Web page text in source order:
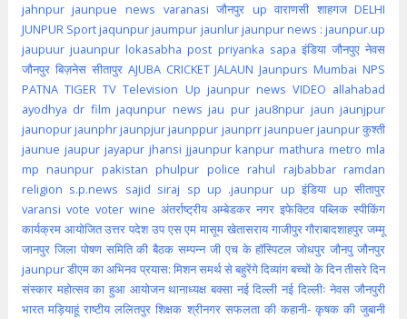
jahnpur jaunpue news varanasi जौनपुर up वाराणसी शाहगज DELHI
JUNPUR Sportjaqunpurjaumpur jaunlurjaunpur news : jaunpur.up
jaupuur juaunpur lokasabha post priyanka sapa इंडिया जौनपुए नेवस
जौनपुर बिज़नेस सीतापुर AJUBA CRICKET JALAUN Jaunpurs Mumbai NPS
PATNA TIGER TV Television Up jaunpur news VIDEO allahabad
ayodhya dr film jaqunpur news jau pur jau8npur jaun jaunjpur
jaunopurjaunphrjaunpjurjaunppur jaunprrjaunpuerjaunpur कुश्ती
jaunue jaupur jayapur jhansi jjaunpur kanpur mathura metro mla
mp naunpur pakistan phulpur police rahul rajbabbar ramdan
religion s.p.news sajid siraj sp up .jaunpur up इंडिया up सीतापुर
varansi vote voter wine अंतर्राष्ट्रीय अम्बेडकर नगर इफेक्टिव पब्लिक स्पीकिंग
कार्यक्रम आयोजित उत्तर पदेश उप एस एम मासूम खेतासराय गाजीपुर गौराबादशाहपुर जम्मू
जानपुर जिला पोषण समिति की बैठक सम्पन्न जी एच के हॉस्पिटल जोधपुर जौनपु जौनपुर
jaunpurडीएम का अभिनव प्रयास: मिशन समर्थ से बहुरेंगे दिव्यांग बच्चों के दिनतीसरे दिन
संस्कार महोत्सव का हुआ आयोजन थानाध्यक्ष बक्सा नई दिल्ली नई दिल्लीः नेवस जौनपुरी
भारत मड़ियाहूं राष्टीय ललितपुर शिक्षक श्रीनगर सफलता की कहानी- कृषक की जुबानी